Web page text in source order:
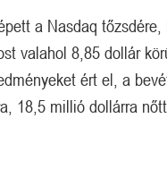
a Nasdaq
valahol 8,85 dollár
ért el, a
18,5 millió dollárra